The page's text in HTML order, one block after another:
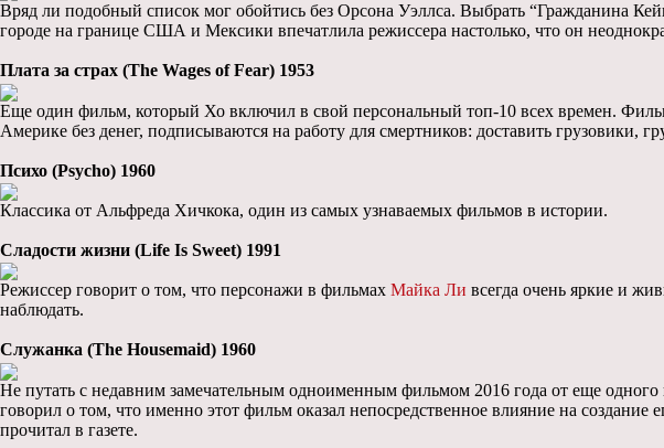
Вряд ли подобный список мог обойтись без Орсона Уэллса. Выбрать “Гражданина
городе на границе США и Мексики впечатлила режиссера настолько, что он
Плата за страх (The Wages of Fear) 1953
Еще один фильм, который Хо включил в свой персональный топ-10 всех времен.
Америке без денег, подписываются на работу для смертников: доставить
Психо (Psycho) 1960
Классика от Альфреда Хичкока, один из самых узнаваемых фильмов в истории.
Сладости жизни (Life Is Sweet) 1991
Режиссер говорит о том, что персонажи в фильмах Майка Ли всегда очень яркие и
наблюдать.
Служанка (The Housemaid) 1960
Не путать с недавним замечательным одноименным фильмом 2016 года от еще
говорил о том, что именно этот фильм оказал непосредственное влияние на создание
прочитал в газете.